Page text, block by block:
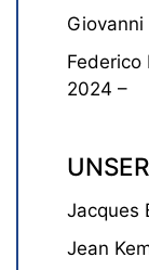
Federico
2024 –
Jacques
Jean